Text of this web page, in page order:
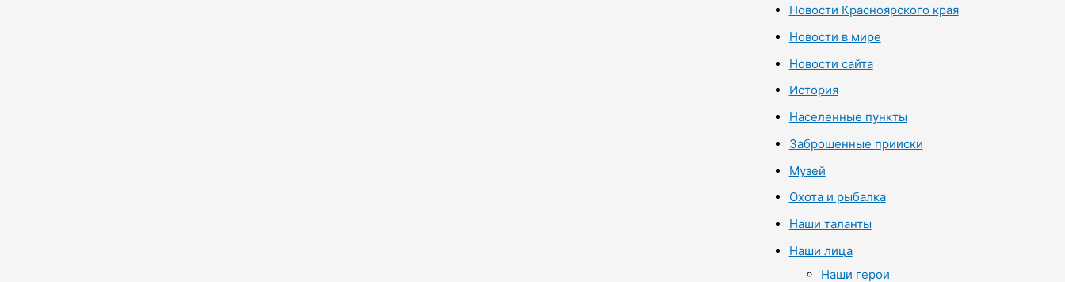
Новости Красноярского края
Новости в мире
Новости сайта
История
Населенные пункты
Заброшенные прииски
Музей
Охота и рыбалка
Наши таланты
Наши лица
Наши герои